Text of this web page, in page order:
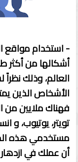
- استخدام مواقع
أشكالها من أكثر
العالم، وذلك
الأشخاص الذين
فهناك ملايين
تويتر، يوتيوب، و
مستخدمي هذه
أن عملك في